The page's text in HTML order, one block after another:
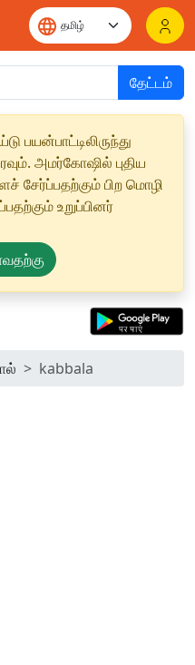
தேட்டம்
அமர்கோஷில் புதிய
பிற மொழி
உறுப்பினர்
kabbala